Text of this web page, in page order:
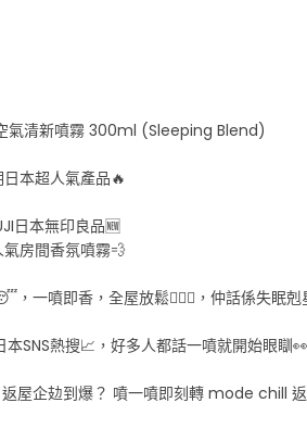
氣清新噴霧 300ml (Sleeping Blend)
日本超人氣產品🔥
日本無印良品🆕
氣房間香氛噴霧💨
一噴即香，全屋放鬆💆🏻‍♀️，仲話係失眠剋
SNS熱搜📈，好多人都話一噴就開始眼瞓
返屋企攰到爆？ 噴一噴即刻轉 mode chill